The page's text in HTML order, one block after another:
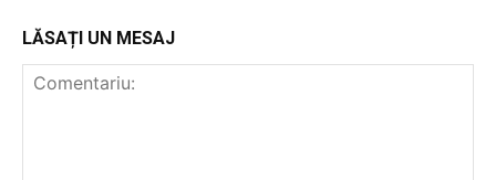
LĂSAȚI UN MESAJ